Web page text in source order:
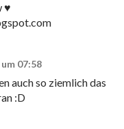
♥
07:58
auch so ziemlich das
:D